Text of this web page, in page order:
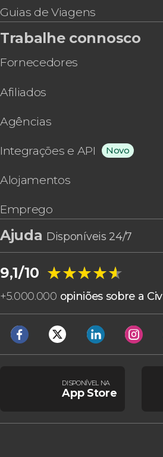
Guias de Viagens
Trabalhe connosco
Fornecedores
Afiliados
Agências
Integrações e API Novo
Alojamentos
Emprego
Ajuda Disponíveis 24/7
9,1/10 ★★★★★
★★★★★
+5.000.000 opiniões sobre a
DISPONÍVEL NA
App Store